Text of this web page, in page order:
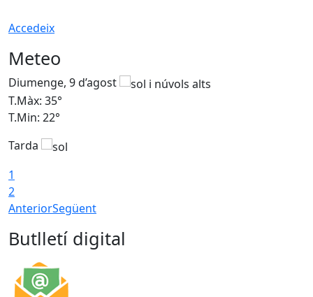
Accedeix
Meteo
Diumenge, 9 d’agost
T.Màx: 35°
T.Min: 22°
Tarda
1
2
AnteriorSegüent
Butlletí digital